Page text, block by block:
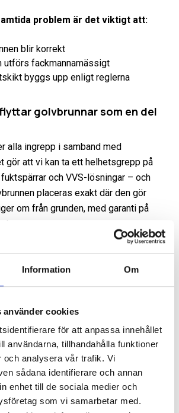
Information Om
använder cookies
för att anpassa innehållet
användarna, tillhandahålla funktioner
och analysera vår trafik. Vi
sådana identifierare och annan
enhet till de sociala medier och
som vi samarbetar med.
problem är det viktigt att:
blir korrekt
utförs fackmannamässigt
byggs upp enligt reglerna
golvbrunnar som en del
alla ingrepp i samband med
gör att vi kan ta ett helhetsgrepp på
och VVS-lösningar – och
placeras exakt där den gör
om från grunden, med garanti på
utan att renovera
möjligt, men inte rekommenderat.
bryts, vilket i praktiken innebär
göras om. Det är därför mest
att göra det i samband med en